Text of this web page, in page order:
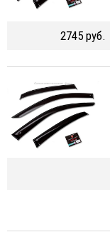
2745 руб.